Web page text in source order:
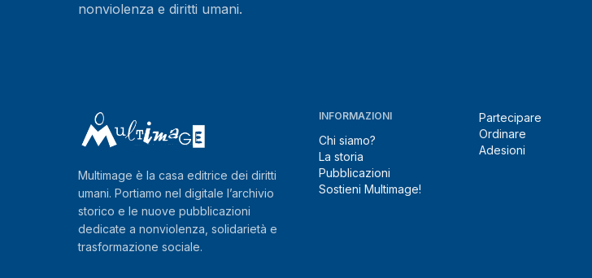
nonviolenza e diritti umani.
Multimage è la casa editrice dei diritti
umani. Portiamo nel digitale l’archivio
storico e le nuove pubblicazioni
dedicate a nonviolenza, solidarietà e
trasformazione sociale.
INFORMAZIONI
Chi siamo?
La storia
Pubblicazioni
Sostieni Multimage!
Partecipare
Ordinare
Adesioni